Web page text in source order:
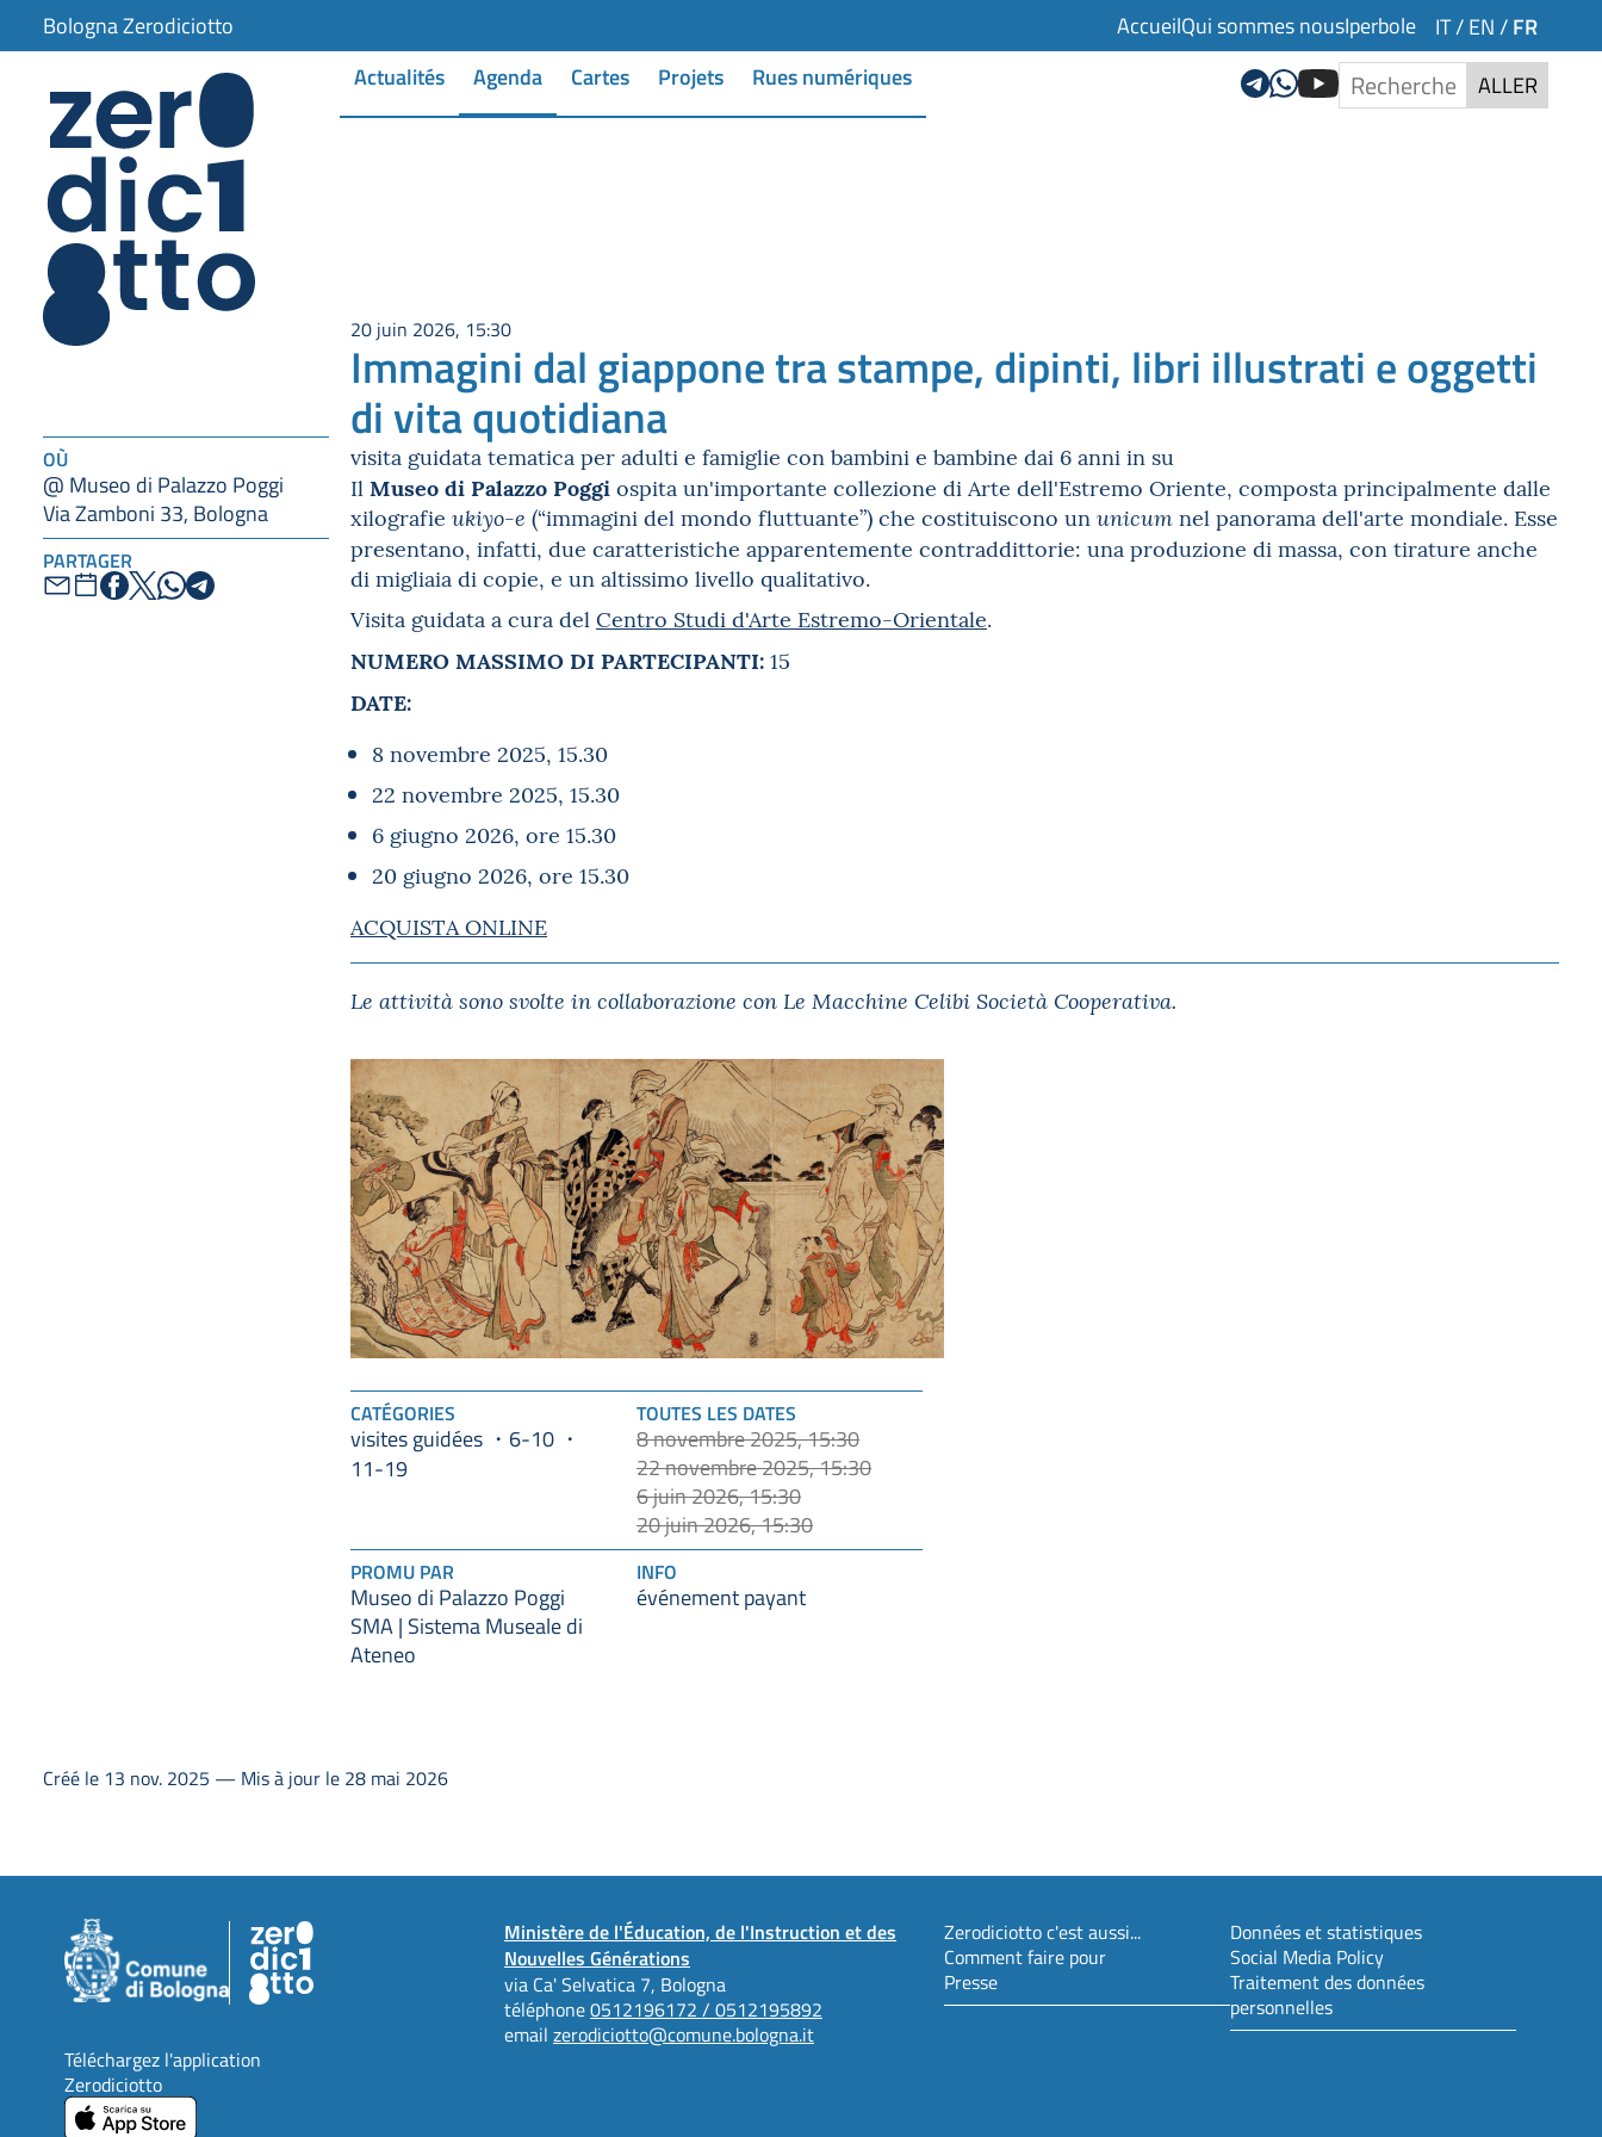
Bologna Zerodiciotto AccueilQui sommes nousIperbole IT/ EN / FR
Actualités
Agenda Cartes Projets Rues numériques ALLER
OÙ
@ Museo di Palazzo Poggi
Via Zamboni 33, Bologna
PARTAGER
20 juin 2026, 15:30
Immagini dal giappone tra stampe, dipinti, libri illustrati e oggetti
di vita quotidiana
visita guidata tematica per adulti e famiglie con bambini e bambine dai 6 anni in su
Il Museo di Palazzo Poggi ospita un'importante collezione di Arte dell'Estremo Oriente, composta principalmente dalle
xilografie ukiyo-e (“immagini del mondo fluttuante”) che costituiscono un unicum nel panorama dell'arte mondiale. Esse
presentano, infatti, due caratteristiche apparentemente contraddittorie: una produzione di massa, con tirature anche
di migliaia di copie, e un altissimo livello qualitativo.
Visita guidata a cura del Centro Studi d'Arte Estremo-Orientale.
NUMERO MASSIMO DI PARTECIPANTI: 15
DATE:
8 novembre 2025, 15.30
22 novembre 2025, 15.30
6 giugno 2026, ore 15.30
20 giugno 2026, ore 15.30
ACQUISTA ONLINE
Le attività sono svolte in collaborazione con Le Macchine Celibi Società Cooperativa.
CATÉGORIES
visites guidées
6-10
11-19
TOUTES LES DATES
8 novembre 2025, 15:30
22 novembre 2025, 15:30
6 juin 2026, 15:30
20 juin 2026, 15:30
PROMU PAR
Museo di Palazzo Poggi
SMA | Sistema Museale di
Ateneo
INFO
événement payant
Créé le 13 nov. 2025 — Mis à jour le 28 mai 2026
Ministère de l'Éducation, de l'Instruction et des
Nouvelles Générations
via Ca' Selvatica 7, Bologna
téléphone0512196172 / 0512195892
email zerodiciotto@comune.bologna.it
Zerodiciotto c'est aussi...
Comment faire pour
Presse
Données et statistiques
Social Media Policy
Traitement des données
personnelles
Téléchargez l'application
Zerodiciotto